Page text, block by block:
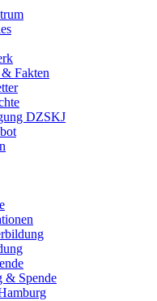
Fakten
DZSKJ
& Spende